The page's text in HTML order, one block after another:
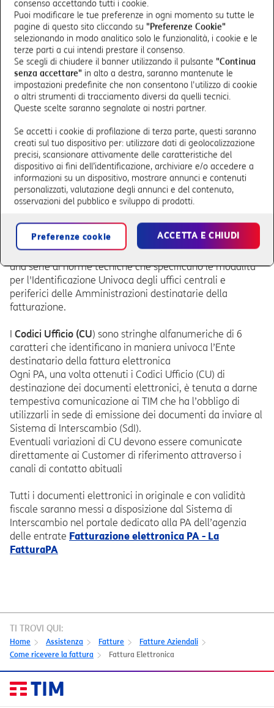
Fattura PA
La Fattura PA, in ottemperanza a quanto stabilito dal D.M.
55 del 3 aprile 2013, è un documento informatico per la
Pubblica Amministrazione (PA), di ambito fisso e mobile:
Emesso in formato strutturato XML (eXtensible Markup
Conforme alle specifiche tecniche di Sogei (Agenzia delle
Entrate).
Trasmesso per via telematica al Sistema di Interscambio
(SdI).
Recapitato dal SdI al soggetto ricevente.
di Interscambio, istituito con decreto del Ministero
dell’Economia e Finanze 7 marzo 2008.
Per ogniPubblica Amministrazionesono state definite
una serie di norme tecniche che specificano le modalità
per l'Identificazione Univoca degli uffici centrali e
periferici delle Amministrazioni destinatarie della
fatturazione.
I Codici Ufficio (CU) sono stringhe alfanumeriche di 6
caratteri che identificano in maniera univoca l’Ente
destinatario della fattura elettronica
Ogni PA, una volta ottenuti i Codici Ufficio (CU) di
destinazione dei documenti elettronici, è tenuta a darne
tempestiva comunicazione ai TIM che ha l’obbligo di
utilizzarli in sede di emissione dei documenti da inviare al
Sistema di Interscambio (SdI).
Eventuali variazioni di CU devono essere comunicate
direttamente ai Customer di riferimento attraverso i
canali di contatto abituali
Tutti i documenti elettronici in originale e con validità
fiscale saranno messi a disposizione dal Sistema di
Interscambio nel portale dedicato alla PA dell’agenzia
delle entrate Fatturazione elettronica PA - La
FatturaPA
TI TROVI QUI:
Home Assistenza Fatture
Fatture Aziendali
Come ricevere la fattura
Fattura Elettronica
consenso accettando tutti i cookie.
Puoi modificare le tue preferenze in ogni momento su tutte le
pagine di questo sito cliccando su "Preferenze Cookie"
selezionando in modo analitico solo le funzionalità, i cookie e le
terze parti a cui intendi prestare il consenso.
Se scegli di chiudere il banner utilizzando il pulsante "Continua
senza accettare" in alto a destra, saranno mantenute le
impostazioni predefinite che non consentono l'utilizzo di cookie
o altri strumenti di tracciamento diversi da quelli tecnici.
Queste scelte saranno segnalate ai nostri partner.
Se accetti i cookie di profilazione di terza parte, questi saranno
creati sul tuo dispositivo per: utilizzare dati di geolocalizzazione
precisi, scansionare attivamente delle caratteristiche del
dispositivo ai fini dell’identificazione, archiviare e/o accedere a
informazioni su un dispositivo, mostrare annunci e contenuti
personalizzati, valutazione degli annunci e del contenuto,
osservazioni del pubblico e sviluppo di prodotti.
Preferenze cookie ACCETTA E CHIUDI